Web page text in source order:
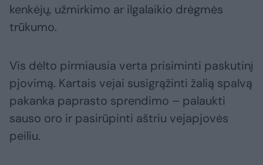
kenkėjų, užmirkimo ar ilgalaikio drėgmės
trūkumo.
Vis dėlto pirmiausia verta prisiminti paskutinį
pjovimą. Kartais vejai susigrąžinti žalią spalvą
pakanka paprasto sprendimo – palaukti
sauso oro ir pasirūpinti aštriu vejapjovės
peiliu.